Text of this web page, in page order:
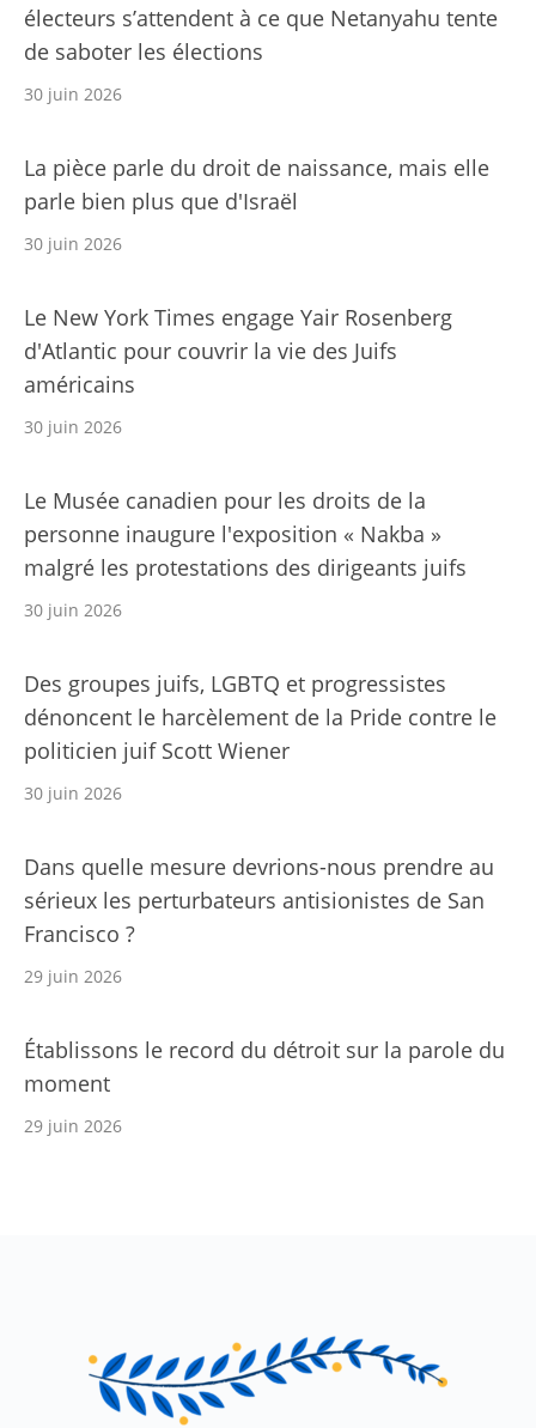
électeurs s’attendent à ce que Netanyahu tente
de saboter les élections
30 juin 2026
La pièce parle du droit de naissance, mais elle
parle bien plus que d'Israël
30 juin 2026
Le New York Times engage Yair Rosenberg
d'Atlantic pour couvrir la vie des Juifs
américains
30 juin 2026
Le Musée canadien pour les droits de la
personne inaugure l'exposition « Nakba »
malgré les protestations des dirigeants juifs
30 juin 2026
Des groupes juifs, LGBTQ et progressistes
dénoncent le harcèlement de la Pride contre le
politicien juif Scott Wiener
30 juin 2026
Dans quelle mesure devrions-nous prendre au
sérieux les perturbateurs antisionistes de San
Francisco ?
29 juin 2026
Établissons le record du détroit sur la parole du
moment
29 juin 2026